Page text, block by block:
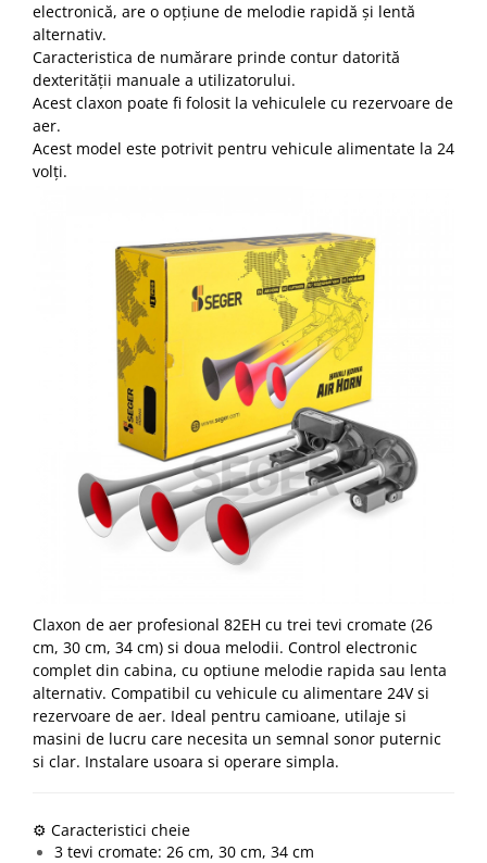
electronică, are o opțiune de melodie rapidă și lentă
alternativ.
Caracteristica de numărare prinde contur datorită
dexterității manuale a utilizatorului.
Acest claxon poate fi folosit la vehiculele cu rezervoare de
aer.
Acest model este potrivit pentru vehicule alimentate la 24
volți.
Claxon de aer profesional 82EH cu trei tevi cromate (26
cm, 30 cm, 34 cm) si doua melodii. Control electronic
complet din cabina, cu optiune melodie rapida sau lenta
alternativ. Compatibil cu vehicule cu alimentare 24V si
rezervoare de aer. Ideal pentru camioane, utilaje si
masini de lucru care necesita un semnal sonor puternic
si clar. Instalare usoara si operare simpla.
⚙️ Caracteristici cheie
3 tevi cromate: 26 cm, 30 cm, 34 cm